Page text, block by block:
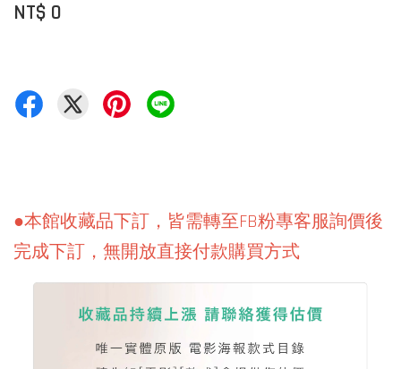
NT$ 0
●本館收藏品下訂，皆需轉至FB粉專客服詢價後
完成下訂，無開放直接付款購買方式